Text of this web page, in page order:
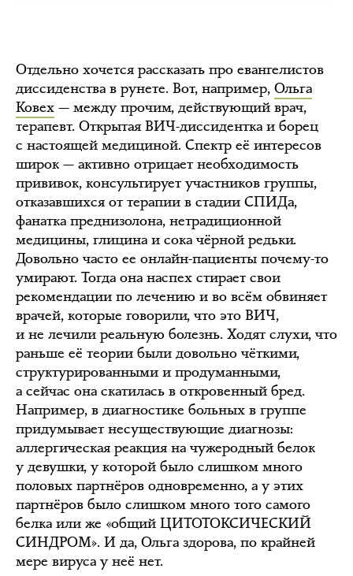
Отдельно хочется рассказать про евангелистов
диссиденства в рунете. Вот, например, Ольга
Ковех — между прочим, действующий врач,
терапевт. Открытая ВИЧ-диссидентка и борец
с настоящей медициной. Спектр её интересов
широк — активно отрицает необходимость
прививок, консультирует участников группы,
отказавшихся от терапии в стадии СПИДа,
фанатка преднизолона, нетрадиционной
медицины, глицина и сока чёрной редьки.
Довольно часто ее онлайн-пациенты почему-то
умирают. Тогда она наспех стирает свои
рекомендации по лечению и во всём обвиняет
врачей, которые говорили, что это ВИЧ,
и не лечили реальную болезнь. Ходят слухи, что
раньше её теории были довольно чёткими,
структурированными и продуманными,
а сейчас она скатилась в откровенный бред.
Например, в диагностике больных в группе
придумывает несуществующие диагнозы:
аллергическая реакция на чужеродный белок
у девушки, у которой было слишком много
половых партнёров одновременно, а у этих
партнёров было слишком много того самого
белка или же «общий ЦИТОТОКСИЧЕСКИЙ
СИНДРОМ». И да, Ольга здорова, по крайней
мере вируса у неё нет.